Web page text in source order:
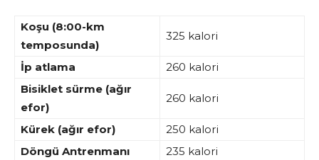
Koşu (8:00-km
temposunda)
325 kalori
İp atlama
260 kalori
Bisiklet sürme (ağır
efor)
260 kalori
Kürek (ağır efor)
250 kalori
Döngü Antrenmanı
235 kalori